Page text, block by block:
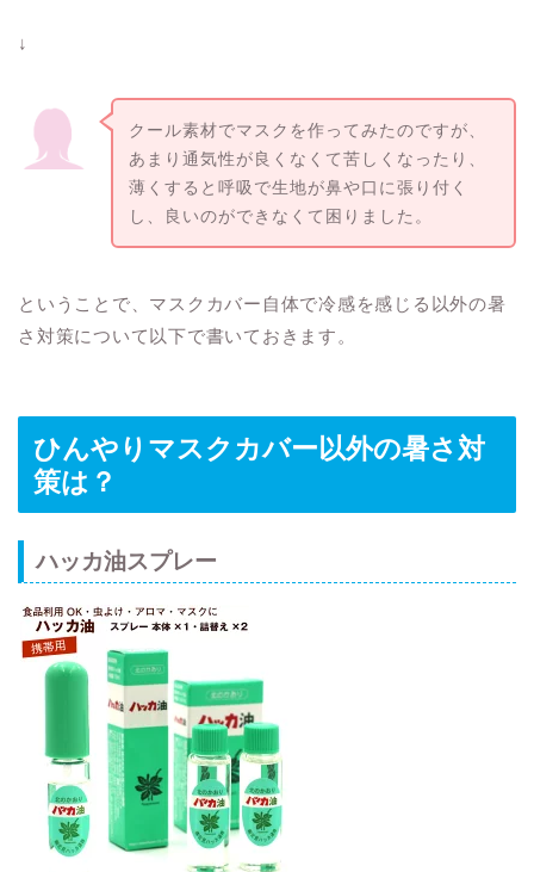
↓
クール素材でマスクを作ってみたのですが、
あまり通気性が良くなくて苦しくなったり、
薄くすると呼吸で生地が鼻や口に張り付く
し、良いのができなくて困りました。
ということで、マスクカバー自体で冷感を感じる以外の暑
さ対策について以下で書いておきます。
ひんやりマスクカバー以外の暑さ対
策は？
ハッカ油スプレー